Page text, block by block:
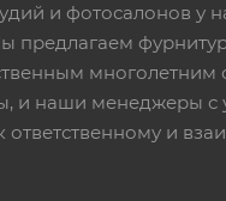
и фотосалонов у
предлагаем
многолетним
и наши менеджеры с
и